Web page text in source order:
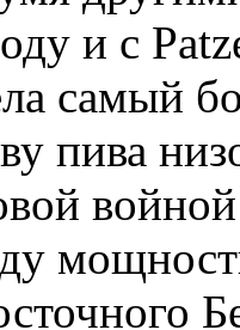
и с
самый
пива